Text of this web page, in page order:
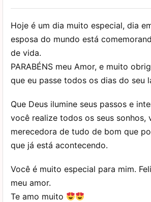
Hoje é um dia muito especial, dia
esposa do mundo está
de vida.
PARABÉNS meu Amor, e muito
que eu passe todos os dias do seu
Que Deus ilumine seus passos e
você realize todos os seus sonhos,
merecedora de tudo de bom que
que já está acontecendo.
Você é muito especial para mim.
meu amor.
Te amo muito